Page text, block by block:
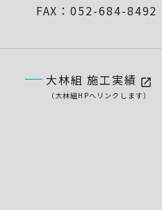
FAX：052-684-8492
大林組 施工実績 open_in_new
（大林組HPへリンクします）